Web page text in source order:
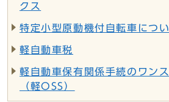
クス
特定小型原動機付自転車につ
軽自動車税
軽自動車保有関係手続のワン
（軽OSS）